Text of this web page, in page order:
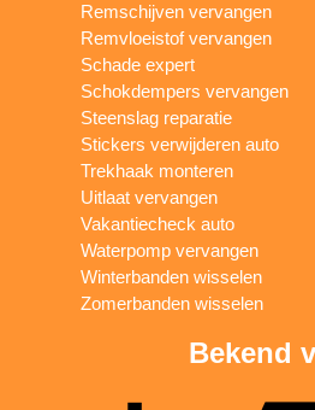
Remschijven vervangen
Remvloeistof vervangen
Schade expert
Schokdempers vervangen
Steenslag reparatie
Stickers verwijderen auto
Trekhaak monteren
Uitlaat vervangen
Vakantiecheck auto
Waterpomp vervangen
Winterbanden wisselen
Zomerbanden wisselen
Bekend